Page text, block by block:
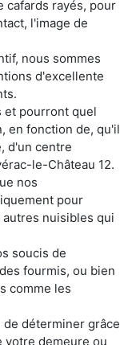
cafards rayés, pour
l'image de
nous sommes
d'excellente
et pourront quel
en fonction de, qu'il
d'un centre
le-Château 12.
nos
pour
nuisibles qui
soucis de
fourmis, ou bien
comme les
déterminer grâce
votre demeure ou